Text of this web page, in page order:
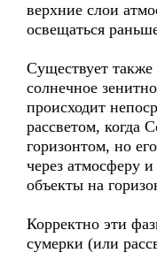
верхние слои
освещаться
Существует также
солнечное
происходит
рассветом, когда
горизонтом, но
через атмосферу
объекты на
Корректно эти
сумерки (или